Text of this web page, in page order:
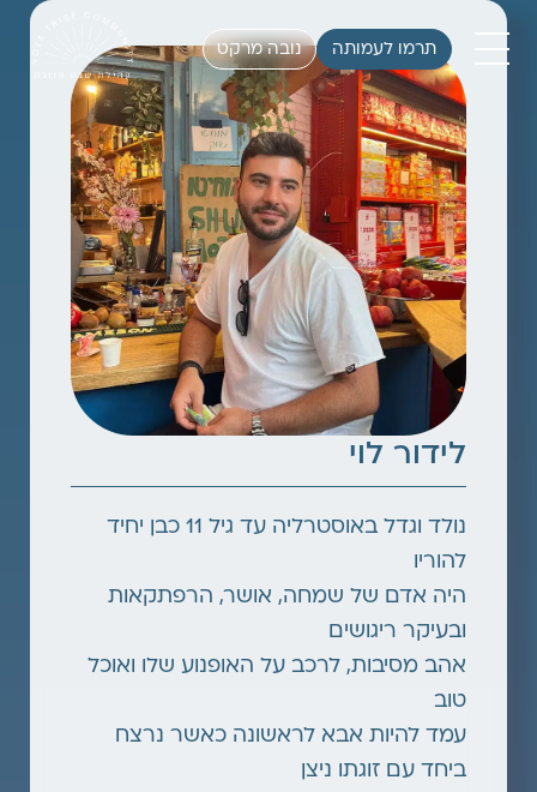
תרמו לעמותה נובה מרקט
לידור לוי
נולד וגדל באוסטרליה עד גיל 11 כבן יחיד
להוריו
היה אדם של שמחה, אושר, הרפתקאות
ובעיקר ריגושים
אהב מסיבות, לרכב על האופנוע שלו ואוכל
טוב
עמד להיות אבא לראשונה כאשר נרצח
ביחד עם זוגתו ניצן